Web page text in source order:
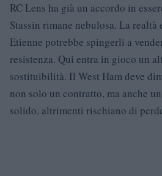
RC Lens ha già un accordo in
Stassin rimane nebulosa. La
Etienne potrebbe spingerli a
resistenza. Qui entra in gioco un
sostituibilità. Il West Ham deve
non solo un contratto, ma anche
solido, altrimenti rischiano di